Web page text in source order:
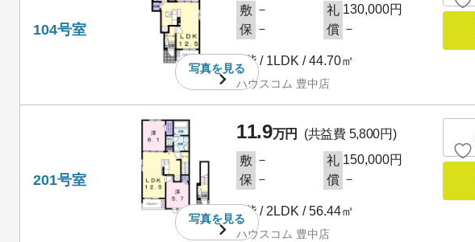
104号室
写真を見る
敷 － 礼 130,000円
保 － 償 －
1階 / 1LDK / 44.70㎡
ハウスコム 豊中店
201号室
写真を見る
11.9万円
(共益費 5,800円)
敷 － 礼 150,000円
保 － 償 －
2階 / 2LDK / 56.44㎡
ハウスコム 豊中店